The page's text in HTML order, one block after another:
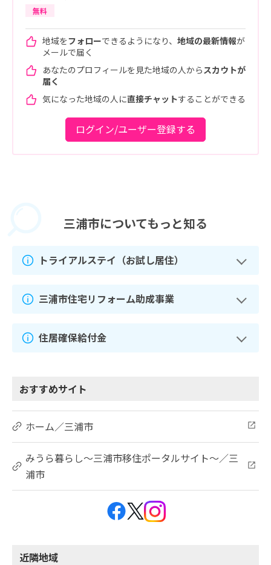
無料
地域をフォローできるようになり、 地域の最新情報が
メールで届く
あなたのプロフィールを見た地域の人から スカウトが
届く
気になった地域の人に直接チャットすることができる
ログイン/ユーザー登録する
三浦市についてもっと知る
トライアルステイ（お試し居住）
三浦市住宅リフォーム助成事業
住居確保給付金
おすすめサイト
ホーム／三浦市
みうら暮らし～三浦市移住ポータルサイト～／三
浦市
近隣地域